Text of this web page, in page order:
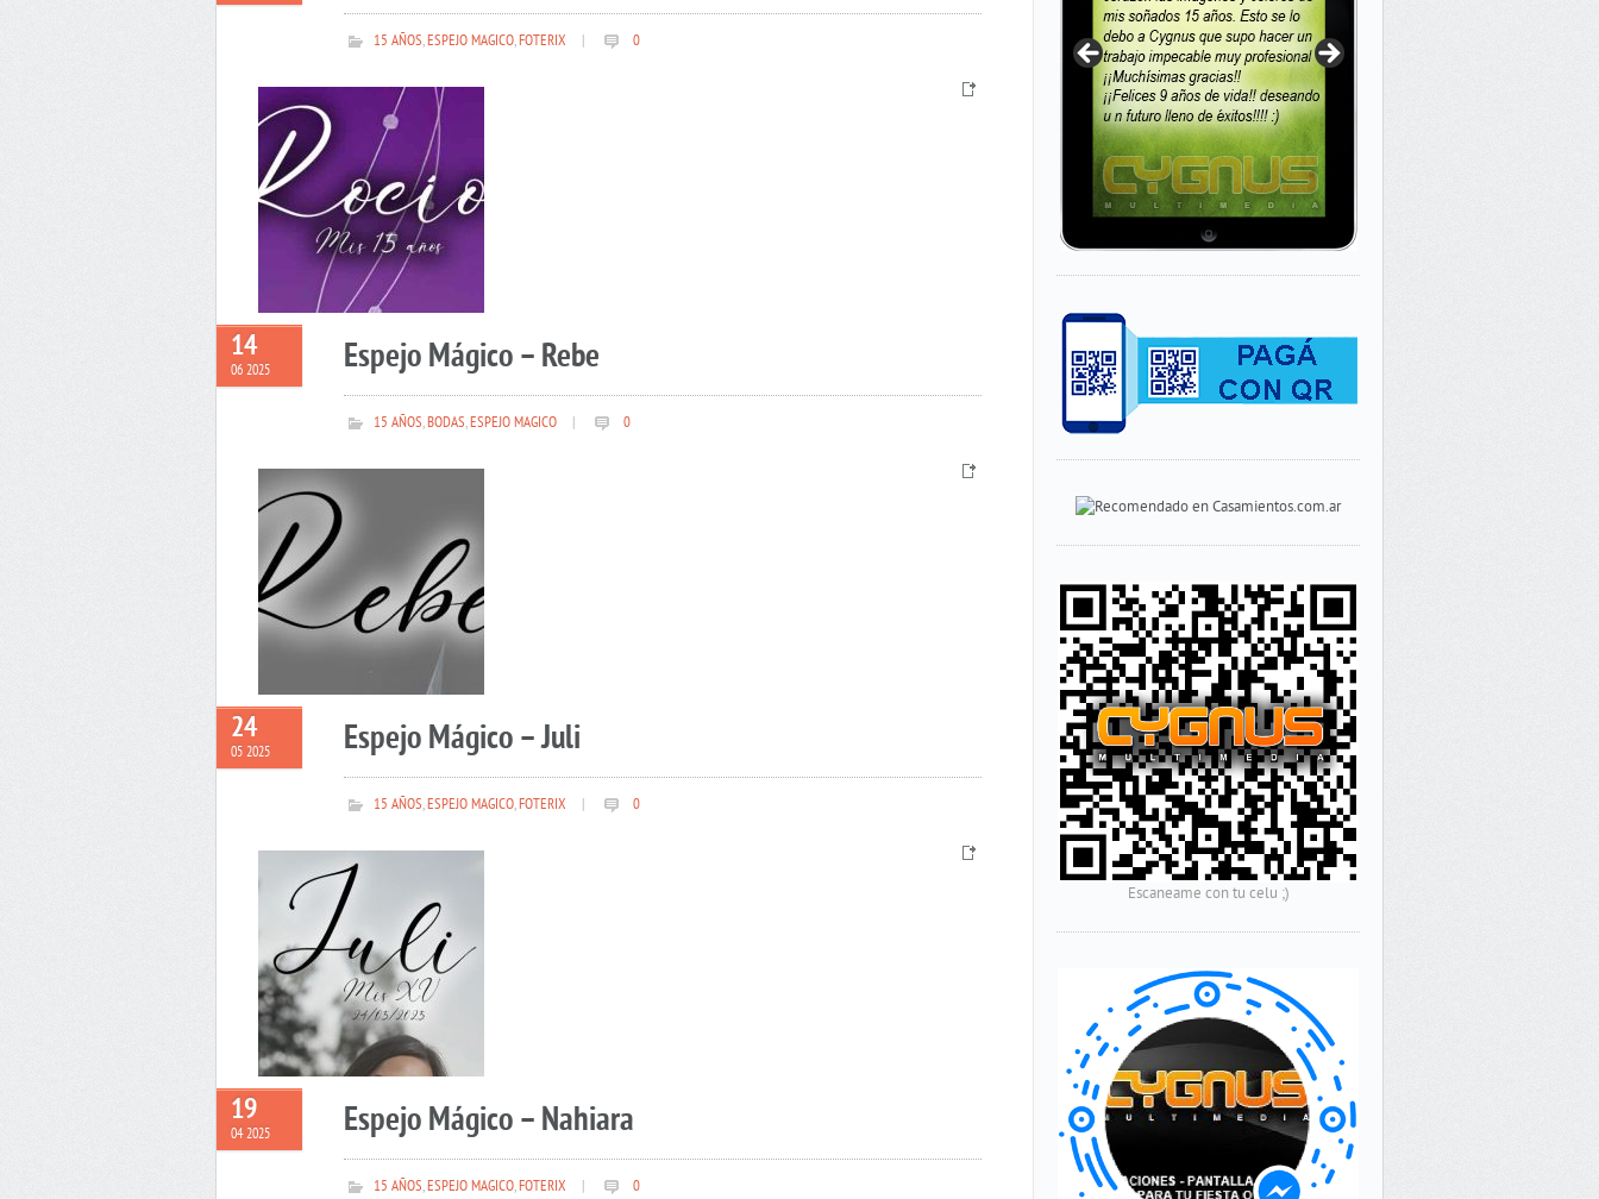
15 AÑOS,ESPEJO MAGICO,FOTERIX 0
14
06 2025 Espejo Mágico – Rebe
15 AÑOS,BODAS,ESPEJO MAGICO 0
24
05 2025 Espejo Mágico – Juli
15 AÑOS,ESPEJO MAGICO,FOTERIX 0
19
04 2025 Espejo Mágico – Nahiara
15 AÑOS,ESPEJO MAGICO,FOTERIX 0
Escaneame con tu celu ;)